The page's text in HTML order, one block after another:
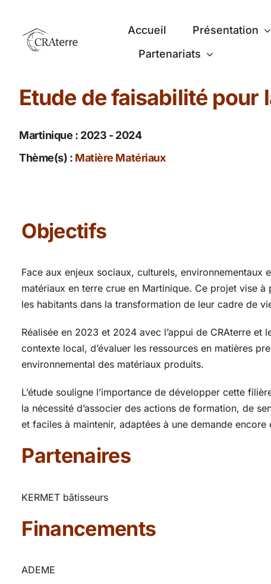
contenu
Accueil Présentation
Partenariats
Etude de faisabilité pour
Martinique : 2023 - 2024
Thème(s) : Matière Matériaux
Objectifs
Face aux enjeux sociaux, culturels, environnementaux
matériaux en terre crue en Martinique. Ce projet vise
les habitants dans la transformation de leur cadre de
Réalisée en 2023 et 2024 avec l’appui de CRAterre et
contexte local, d’évaluer les ressources en matières
environnemental des matériaux produits.
L’étude souligne l’importance de développer cette
la nécessité d’associer des actions de formation, de
et faciles à maintenir, adaptées à une demande
Partenaires
KERMET bâtisseurs
Financements
ADEME